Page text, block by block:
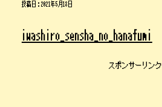
投稿日： 2021年5月18日
iwashiro_sensha_no_hanafumi
スポンサーリンク